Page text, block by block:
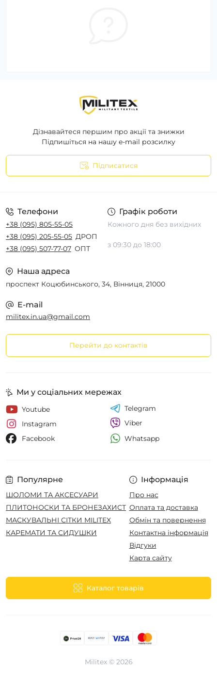
Дізнавайтеся першим про акції та знижки
Підпишіться на нашу e-mail розсилку
Підписатися
Телефони
+38 (095) 805-55-05
+38 (095) 205-55-05 ДРОП
+38 (095) 507-77-07 ОПТ
Графік роботи
Кожного дня без вихідних
з 09:30 до 18:00
Наша адреса
проспект Коцюбинського, 34, Вінниця, 21000
E-mail
militex.in.ua@gmail.com
Перейти до контактів
Популярне
ШОЛОМИ ТА АКСЕСУАРИ
ПЛИТОНОСКИ ТА БРОНЕЗАХИСТ
МАСКУВАЛЬНІ СІТКИ MILITEX
КАРЕМАТИ ТА СИДУШКИ
Інформація
Про нас
Оплата та доставка
Обмін та повернення
Контактна інформація
Відгуки
Карта сайту
Каталог товарів
Ми у соціальних мережах
Youtube
Instagram
Facebook
Telegram
Viber
Whatsapp
Militex © 2026